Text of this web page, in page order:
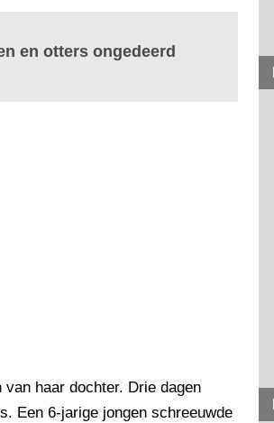
en otters ongedeerd
van haar dochter. Drie dagen
Een 6-jarige jongen schreeuwde